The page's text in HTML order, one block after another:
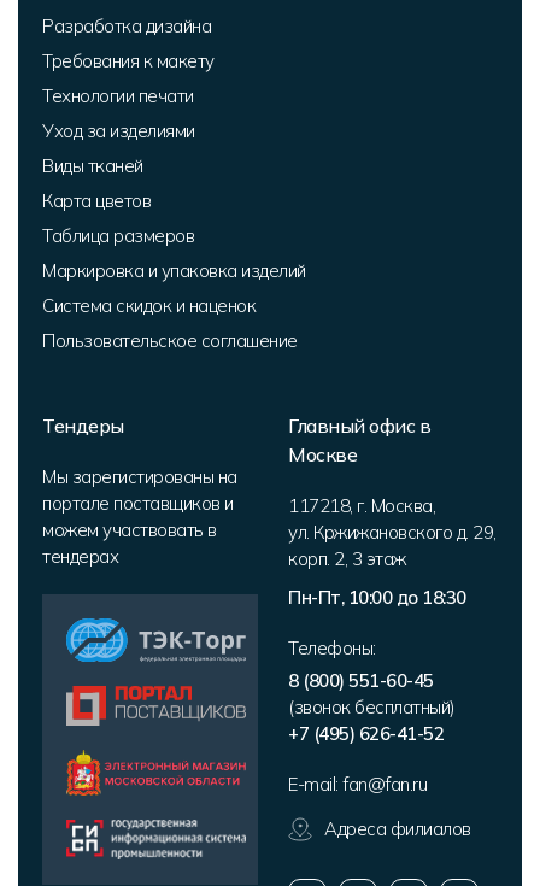
Разработка дизайна
Требования к макету
Технологии печати
Уход за изделиями
Виды тканей
Карта цветов
Таблица размеров
Маркировка и упаковка изделий
Система скидок и наценок
Пользовательское соглашение
Тендеры
Мы зарегистированы на
портале поставщиков и
можем участвовать в
тендерах
Главный офис в
Москве
117218, г. Москва
ул. Кржижановского д. 29,
корп. 2 3 этаж
Пн-Пт, 10:00 до 18:30
Телефоны:
8 (800) 551-60-45
(звонок бесплатный)
+7 (495) 626-41-52
E-mail: fan@fan.ru
Адреса филиалов